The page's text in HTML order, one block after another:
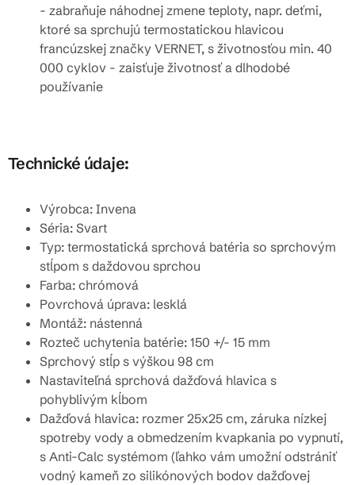
- zabraňuje náhodnej zmene teploty, napr. deťmi,
ktoré sa sprchujú termostatickou hlavicou
francúzskej značky VERNET, s životnosťou min. 40
000 cyklov - zaisťuje životnosť a dlhodobé
používanie
Technické údaje:
Výrobca: Invena
Séria: Svart
Typ: termostatická sprchová batéria so sprchovým
stĺpom s daždovou sprchou
Farba: chrómová
Povrchová úprava: lesklá
Montáž: nástenná
Rozteč uchytenia batérie: 150 +/- 15 mm
Sprchový stĺp s výškou 98 cm
Nastaviteľná sprchová dažďová hlavica s
pohyblivým kĺbom
Dažďová hlavica: rozmer 25x25 cm, záruka nízkej
spotreby vody a obmedzením kvapkania po vypnutí,
s Anti-Calc systémom (ľahko vám umožní odstrániť
vodný kameň zo silikónových bodov dažďovej